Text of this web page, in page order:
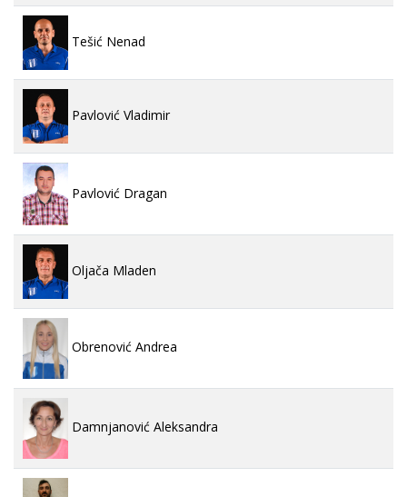
Tešić Nenad
Pavlović Vladimir
Pavlović Dragan
Oljača Mladen
Obrenović Andrea
Damnjanović Aleksandra